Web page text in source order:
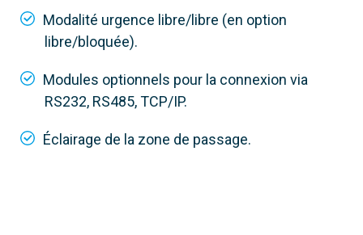
Modalité urgence libre/libre (en option
libre/bloquée).
Modules optionnels pour la connexion via
RS232, RS485, TCP/IP.
Éclairage de la zone de passage.